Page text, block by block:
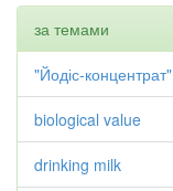
за темами
"Йодіс-концентрат"
biological value
drinking milk